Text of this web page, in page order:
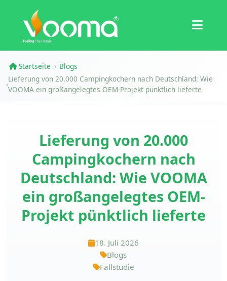
Zertifizierungen
Fallstudie
Startseite › Blogs
›
Lieferung von 20.000 Campingkochern nach Deutschland: Wie
VOOMA ein großangelegtes OEM-Projekt pünktlich lieferte
Lieferung von 20.000
Campingkochern nach
Deutschland: Wie VOOMA
ein großangelegtes OEM-
Projekt pünktlich lieferte
18. Juli 2026
Blogs
Fallstudie